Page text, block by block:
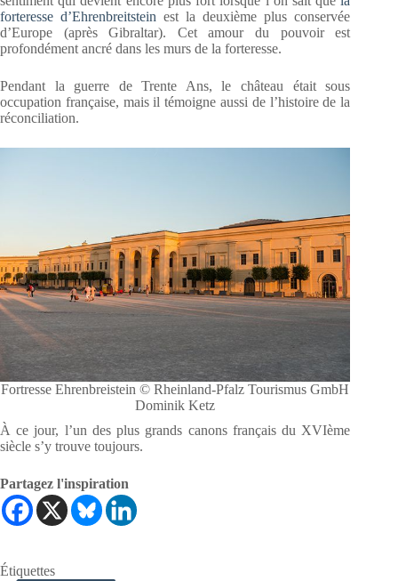
forteresse d’Ehrenbreitstein est la deuxième plus conservée
d’Europe (après Gibraltar). Cet amour du pouvoir est
profondément ancré dans les murs de la forteresse.
Pendant la guerre de Trente Ans, le château était sous
occupation française, mais il témoigne aussi de l’histoire de la
réconciliation.
Fortresse Ehrenbreistein © Rheinland-Pfalz Tourismus GmbH
Dominik Ketz
À ce jour, l’un des plus grands canons français du XVIème
siècle s’y trouve toujours.
Partagez l'inspiration
Étiquettes